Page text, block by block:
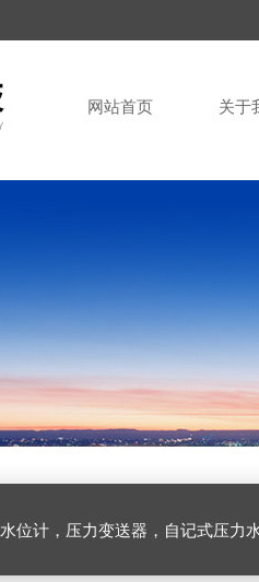
网站首页 关于
计，压力变送器，自记式压力水位